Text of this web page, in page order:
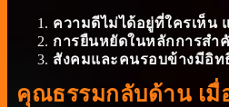
ความดีไม่ได้อยู่ที่ใครเห็น
การยืนหยัดในหลักการสำ
สังคมและคนรอบข้างมีอิ
คุณธรรมกลับด้าน เ